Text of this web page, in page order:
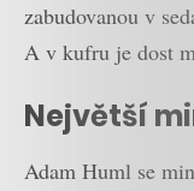
zabudovanou v
A v kufru je dost
Největší
Adam Huml se